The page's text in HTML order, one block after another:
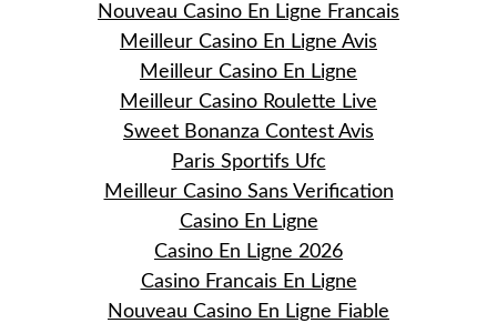
Nouveau Casino En Ligne Francais
Meilleur Casino En Ligne Avis
Meilleur Casino En Ligne
Meilleur Casino Roulette Live
Sweet Bonanza Contest Avis
Paris Sportifs Ufc
Meilleur Casino Sans Verification
Casino En Ligne
Casino En Ligne 2026
Casino Francais En Ligne
Nouveau Casino En Ligne Fiable